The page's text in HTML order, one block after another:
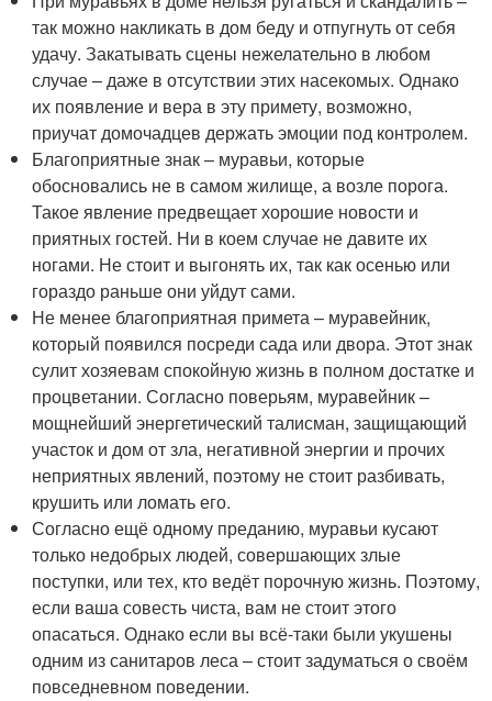
так можно накликать в дом беду и отпугнуть от себя
удачу. Закатывать сцены нежелательно в любом
случае – даже в отсутствии этих насекомых. Однако
их появление и вера в эту примету, возможно,
приучат домочадцев держать эмоции под контролем.
Благоприятные знак – муравьи, которые
обосновались не в самом жилище, а возле порога.
Такое явление предвещает хорошие новости и
приятных гостей. Ни в коем случае не давите их
ногами. Не стоит и выгонять их, так как осенью или
гораздо раньше они уйдут сами.
Не менее благоприятная примета – муравейник,
который появился посреди сада или двора. Этот знак
сулит хозяевам спокойную жизнь в полном достатке и
процветании. Согласно поверьям, муравейник –
мощнейший энергетический талисман, защищающий
участок и дом от зла, негативной энергии и прочих
неприятных явлений, поэтому не стоит разбивать,
крушить или ломать его.
Согласно ещё одному преданию, муравьи кусают
только недобрых людей, совершающих злые
поступки, или тех, кто ведёт порочную жизнь. Поэтому,
если ваша совесть чиста, вам не стоит этого
опасаться. Однако если вы всё-таки были укушены
одним из санитаров леса – стоит задуматься о своём
повседневном поведении.